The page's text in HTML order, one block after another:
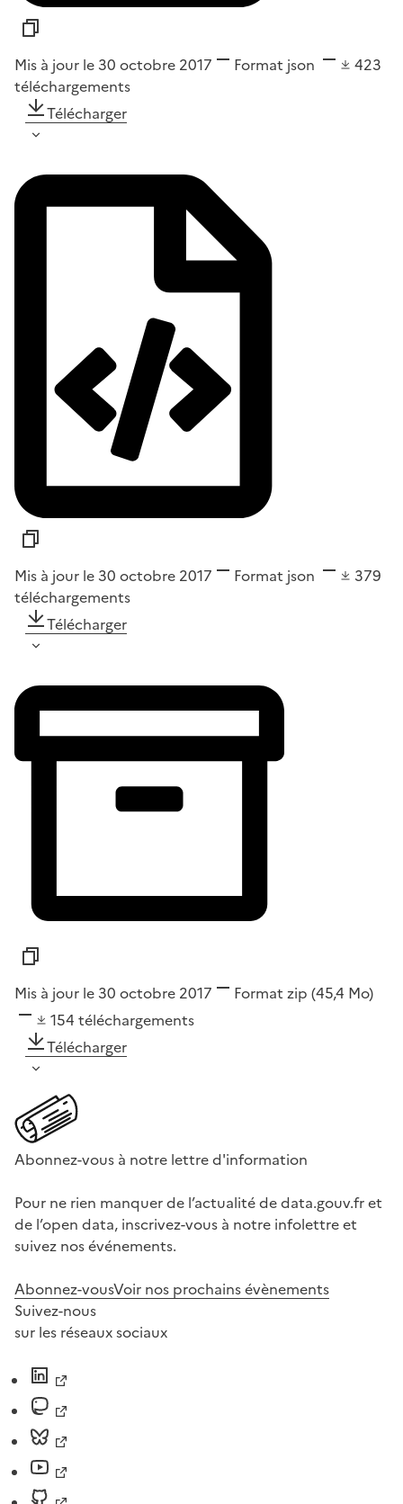
Mis à jour le 30 octobre 2017 Format json
423
téléchargements
Télécharger
Mis à jour le 30 octobre 2017 Format json
379
téléchargements
Télécharger
Mis à jour le 30 octobre 2017 Format zip (45,4 Mo)
154 téléchargements
Télécharger
Abonnez-vous à notre lettre d'information
Pour ne rien manquer de l’actualité de data.gouv.fr et
de l’open data, inscrivez-vous à notre infolettre et
suivez nos événements.
Abonnez-vousVoir nos prochains évènements
Suivez-nous
sur les réseaux sociaux